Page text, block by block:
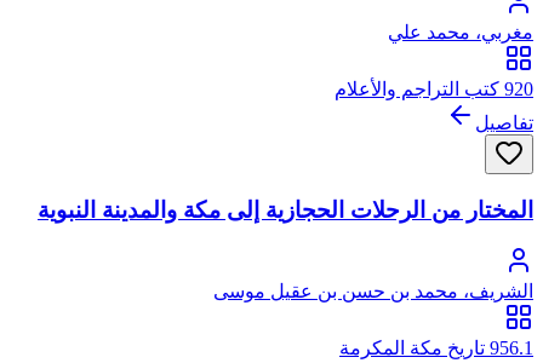
مغربي، محمد علي
920 كتب التراجم والأعلام
تفاصيل
المختار من الرحلات الحجازية إلى مكة والمدينة النبوية
الشريف، محمد بن حسن بن عقيل موسى
956.1 تاريخ مكة المكرمة